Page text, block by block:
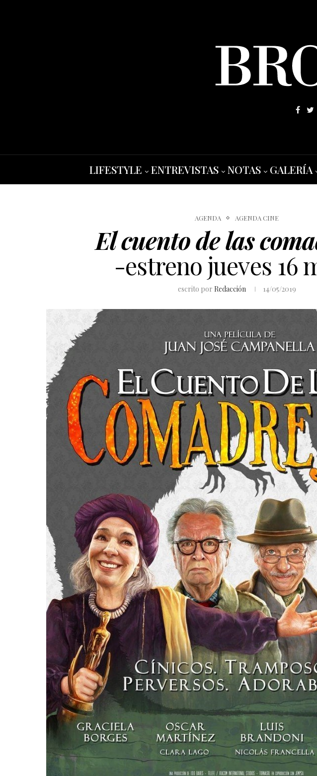
LIFESTYLE ENTREVISTAS NOTAS GALERÍA
AGENDA AGENDA CINE
El cuento de las
-estreno jueves 16
escrito por Redacción 14/05/2019